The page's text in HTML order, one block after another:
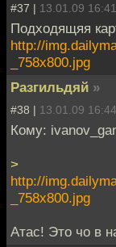
#37 | 13.01.09 16:41
Подходящяя
http://
_758x800.jpg
Разгильдяй »
#38 | 13.01.09 16:44
Кому:
>
http://
_758x800.jpg
Атас! Это чо в